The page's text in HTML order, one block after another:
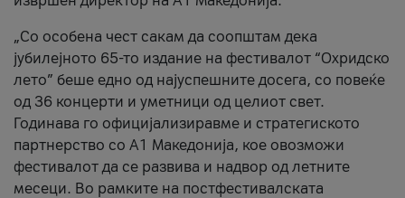
„Со особена чест сакам да соопштам дека
јубилејното 65-то издание на фестивалот “Охридско
лето” беше едно од најуспешните досега, со повеќе
од 36 концерти и уметници од целиот свет.
Годинава го официјализиравме и стратегиското
партнерство со А1 Македонија, кое овозможи
фестивалот да се развива и надвор од летните
месеци. Во рамките на постфестивалската